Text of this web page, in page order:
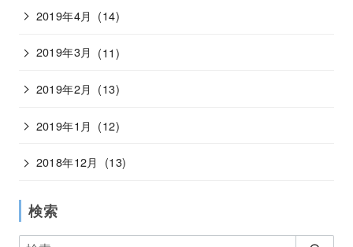
2019年4月 (14)
2019年3月 (11)
2019年2月 (13)
2019年1月 (12)
2018年12月 (13)
検索